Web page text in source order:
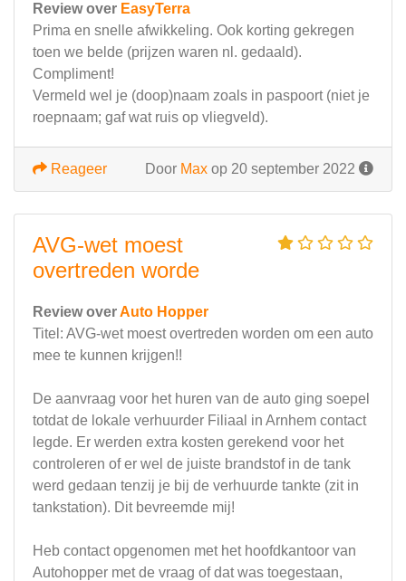
Review over EasyTerra
Prima en snelle afwikkeling. Ook korting gekregen
toen we belde (prijzen waren nl. gedaald).
Compliment!
Vermeld wel je (doop)naam zoals in paspoort (niet je
roepnaam; gaf wat ruis op vliegveld).
Door Max op 20 september 2022
Reageer
AVG-wet moest
overtreden worde
Review overAuto Hopper
Titel: AVG-wet moest overtreden worden om een auto
mee te kunnen krijgen!!
De aanvraag voor het huren van de auto ging soepel
totdat de lokale verhuurder Filiaal in Arnhem contact
legde. Er werden extra kosten gerekend voor het
controleren of er wel de juiste brandstof in de tank
werd gedaan tenzij je bij de verhuurde tankte (zit in
tankstation). Dit bevreemde mij!
Heb contact opgenomen met het hoofdkantoor van
Autohopper met de vraag of dat was toegestaan,